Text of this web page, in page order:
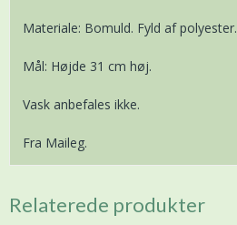
Materiale: Bomuld. Fyld af polyester.
Mål: Højde 31 cm høj.
Vask anbefales ikke.
Fra Maileg.
Relaterede produkter